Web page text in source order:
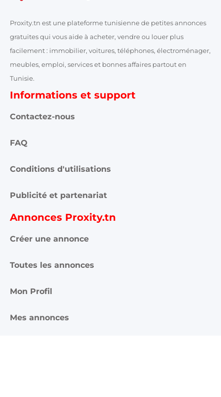
Proxity.tn est une plateforme tunisienne de petites annonces
gratuites qui vous aide à acheter, vendre ou louer plus
facilement : immobilier, voitures, téléphones, électroménager,
meubles, emploi, services et bonnes affaires partout en
Tunisie.
Informations et support
Contactez-nous
FAQ
Conditions d'utilisations
Publicité et partenariat
Annonces Proxity.tn
Créer une annonce
Toutes les annonces
Mon Profil
Mes annonces